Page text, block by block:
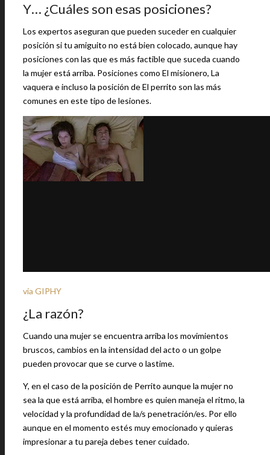
Y… ¿Cuáles son esas posiciones?
Los expertos aseguran que pueden suceder en cualquier
posición si tu amiguito no está bien colocado, aunque hay
posiciones con las que es más factible que suceda cuando
la mujer está arriba. Posiciones como El misionero, La
vaquera e incluso la posición de El perrito son las más
comunes en este tipo de lesiones.
via GIPHY
¿La razón?
Cuando una mujer se encuentra arriba los movimientos
bruscos, cambios en la intensidad del acto o un golpe
pueden provocar que se curve o lastime.
Y, en el caso de la posición de Perrito aunque la mujer no
sea la que está arriba, el hombre es quien maneja el ritmo, la
velocidad y la profundidad de la/s penetración/es. Por ello
aunque en el momento estés muy emocionado y quieras
impresionar a tu pareja debes tener cuidado.